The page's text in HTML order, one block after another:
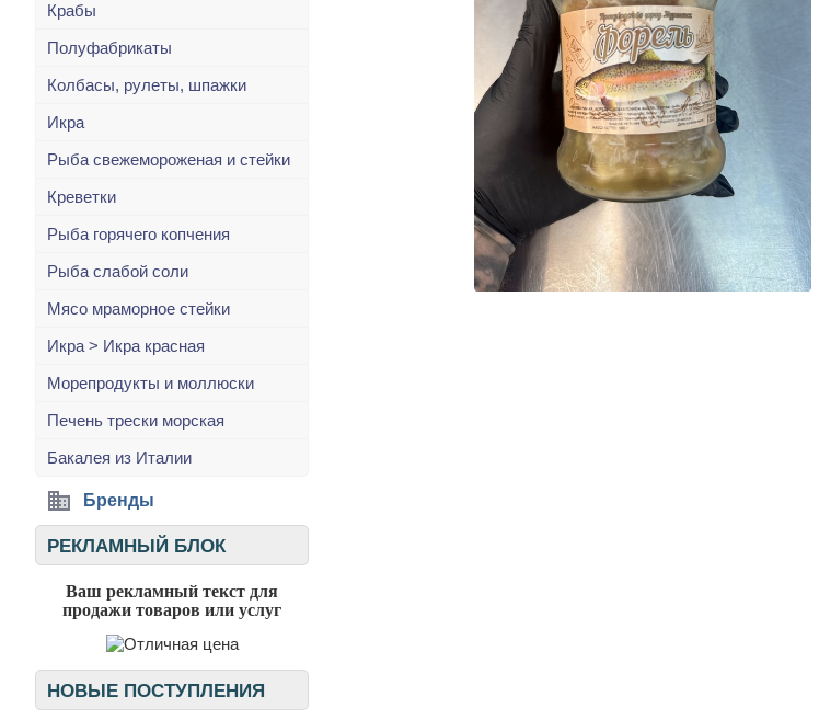
Крабы
Полуфабрикаты
Колбасы, рулеты, шпажки
Икра
Рыба свежемороженая и стейки
Креветки
Рыба горячего копчения
Рыба слабой соли
Мясо мраморное стейки
Икра > Икра красная
Морепродукты и моллюски
Печень трески морская
Бакалея из Италии
Бренды
РЕКЛАМНЫЙ БЛОК
Ваш рекламный текст для
продажи товаров или услуг
НОВЫЕ ПОСТУПЛЕНИЯ